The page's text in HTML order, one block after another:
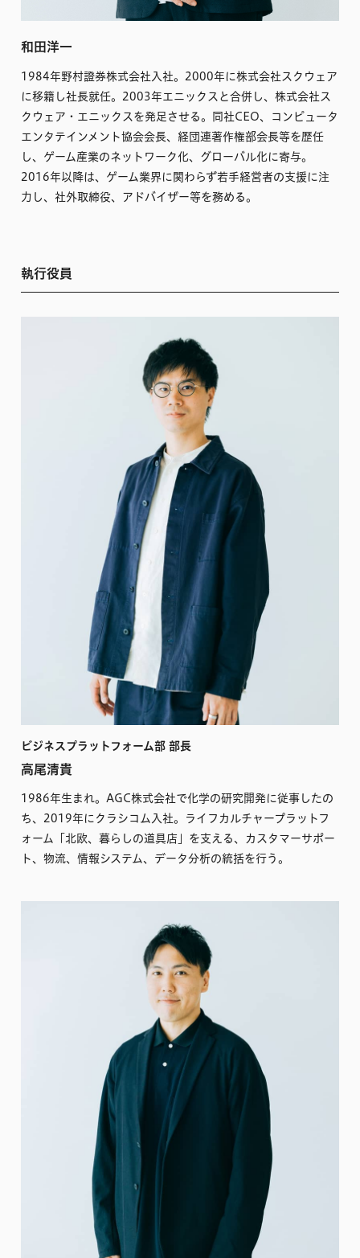
和田洋一
1984年野村證券株式会社入社。2000年に株式会社スクウェア
に移籍し社長就任。2003年エニックスと合併し、株式会社ス
クウェア・エニックスを発足させる。同社CEO、コンピュータ
エンタテインメント協会会長、経団連著作権部会長等を歴任
し、ゲーム産業のネットワーク化、グローバル化に寄与。
2016年以降は、ゲーム業界に関わらず若手経営者の支援に注
力し、社外取締役、アドバイザー等を務める。
執行役員
ビジネスプラットフォーム部 部長
高尾清貴
1986年生まれ。AGC株式会社で化学の研究開発に従事したの
ち、2019年にクラシコム入社。ライフカルチャープラットフ
ォーム「北欧、暮らしの道具店」を支える、カスタマーサポー
ト、物流、情報システム、データ分析の統括を行う。